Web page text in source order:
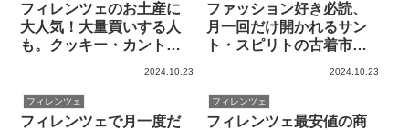
フィレンツェのお土産に
大人気！大量買いする人
も。クッキー・カントゥ
2024.10.23
ファッション好き必読、
月一回だけ開かれるサン
ト・スピリトの古着市
2024.10.23
フィレンツェ
フィレンツェで月一度だ
フィレンツェ
フィレンツェ最安値の商